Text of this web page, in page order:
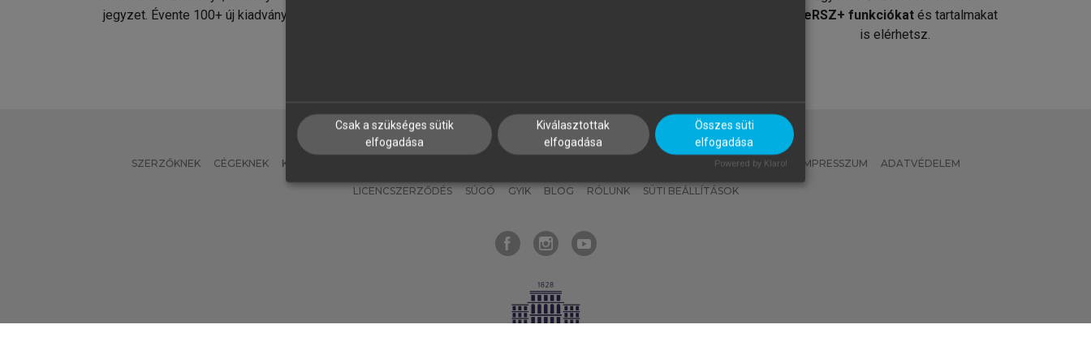
jegyzet. Évente 100+ új kiadvány.
MeRSZ+ funkciókat és tartalmakat
is elérhetsz.
SZERZŐKNEK CÉGEKNEK KÖNYVTÁROSOKNAK MI – ÁLTALÁNOS IRÁNYELVEK IMPRESSZUM ADATVÉDELEM
LICENCSZERZŐDÉS SÚGÓ GYIK BLOG RÓLUNK SÜTI BEÁLLÍTÁSOK
Csak a szükséges sütik
elfogadása
Kiválasztottak
elfogadása
Összes süti
elfogadása
Powered by Klaro!